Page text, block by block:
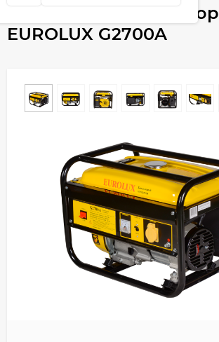
Бензиновый генератор
EUROLUX G2700A